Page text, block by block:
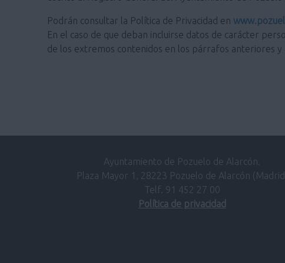
Podrán consultar la Política de Privacidad en
En el caso de que deban incluirse datos de carácter
de los extremos contenidos en los párrafos anteriores
Ayuntamiento de Pozuelo de Alarcón.
Plaza Mayor 1, 28223 Pozuelo de Alarcón
Telf. 91 452 27 00
Política de privacidad